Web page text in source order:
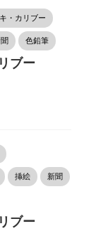
・カリブー
色鉛筆
ブー
挿絵 新聞
ブー